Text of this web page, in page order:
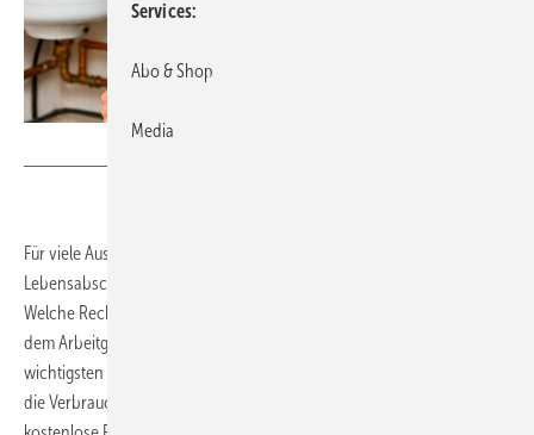
Für viele Auszubildende begann am 1. August die Lehre. Der neue
Lebens­abschnitt wirft oft viele Fragen auf und sorgt für Unsicherheit.
Welche Rechte und Pflichten haben Auszubildende? Konflikte mit
dem Arbeitgeber sind bei Ausbildungsbeginn keine Seltenheit. Um die
wichtigsten Fettnäpfchen im neuen Berufsleben zu vermeiden, stellt
die Verbraucherorganisation Geld und Verbraucher e. V. (GVI)
Services
Abo & Shop
Media